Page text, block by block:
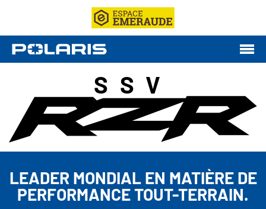
SSV
LEADER MONDIAL EN MATIÈRE DE
PERFORMANCE TOUT-TERRAIN.